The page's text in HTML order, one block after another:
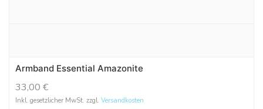
Armband Essential Amazonite
33,00 €
Inkl. gesetzlicher MwSt. zzgl. Versandkosten